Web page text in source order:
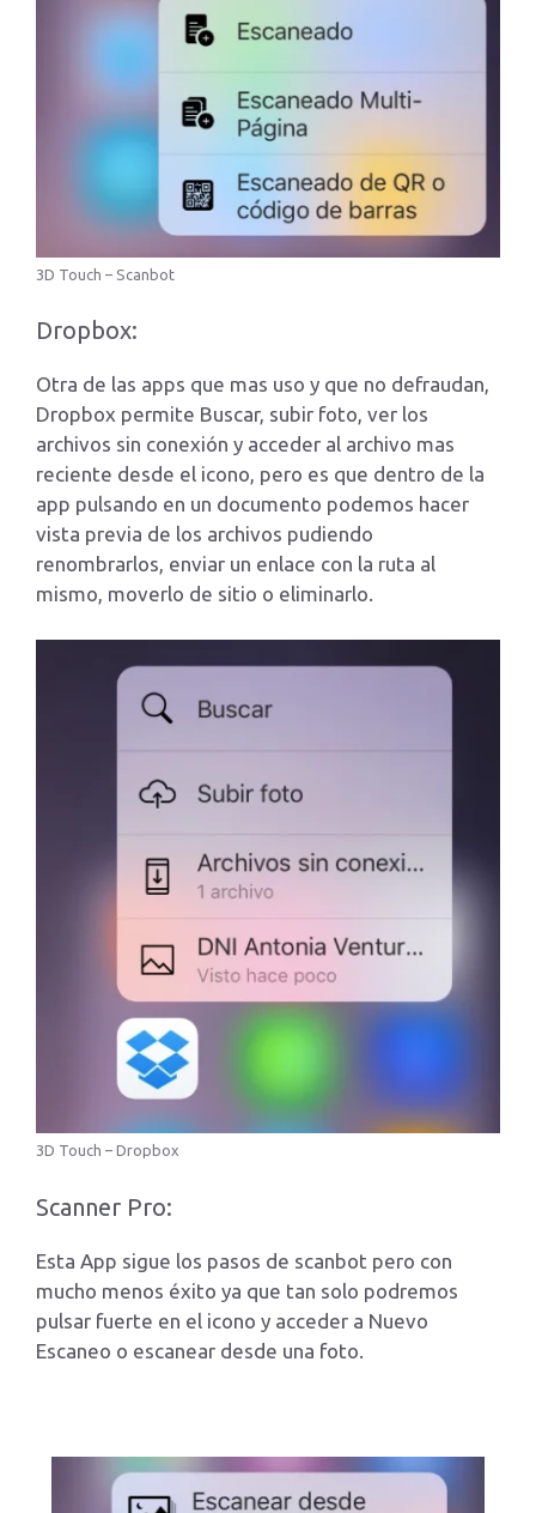
3D Touch – Scanbot
Dropbox:
Otra de las apps que mas uso y que no defraudan,
Dropbox permite Buscar, subir foto, ver los
archivos sin conexión y acceder al archivo mas
reciente desde el icono, pero es que dentro de la
app pulsando en un documento podemos hacer
vista previa de los archivos pudiendo
renombrarlos, enviar un enlace con la ruta al
mismo, moverlo de sitio o eliminarlo.
3D Touch – Dropbox
Scanner Pro:
Esta App sigue los pasos de scanbot pero con
mucho menos éxito ya que tan solo podremos
pulsar fuerte en el icono y acceder a Nuevo
Escaneo o escanear desde una foto.